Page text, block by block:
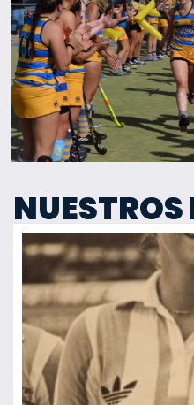
NUESTROS